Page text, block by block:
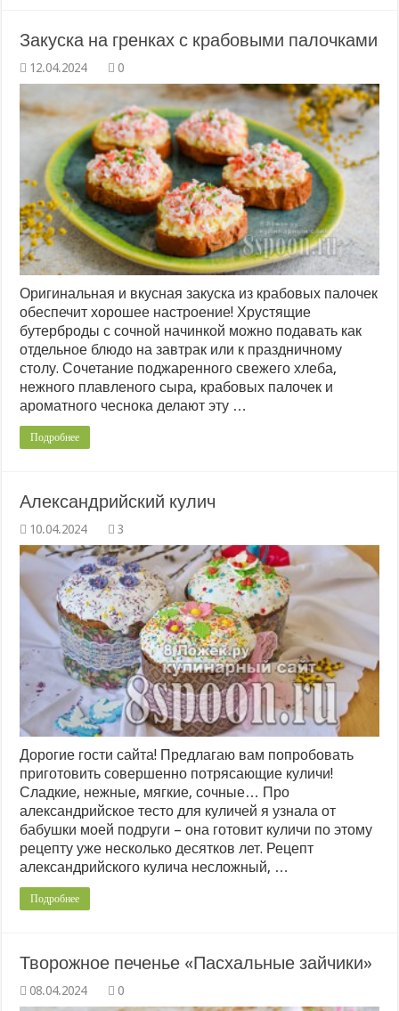
Закуска на гренках с крабовыми палочками
0
Оригинальная и вкусная закуска из крабовых палочек
обеспечит хорошее настроение! Хрустящие
бутерброды с сочной начинкой можно подавать как
отдельное блюдо на завтрак или к праздничному
столу. Сочетание поджаренного свежего хлеба,
нежного плавленого сыра, крабовых палочек и
ароматного чеснока делают эту …
Подробнее
Александрийский кулич
3
Дорогие гости сайта! Предлагаю вам попробовать
приготовить совершенно потрясающие куличи!
Сладкие, нежные, мягкие, сочные… Про
александрийское тесто для куличей я узнала от
бабушки моей подруги – она готовит куличи по этому
рецепту уже несколько десятков лет. Рецепт
александрийского кулича несложный, …
Подробнее
Творожное печенье «Пасхальные зайчики»
0